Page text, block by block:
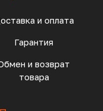
и оплата
Гарантия
и возврат
товара